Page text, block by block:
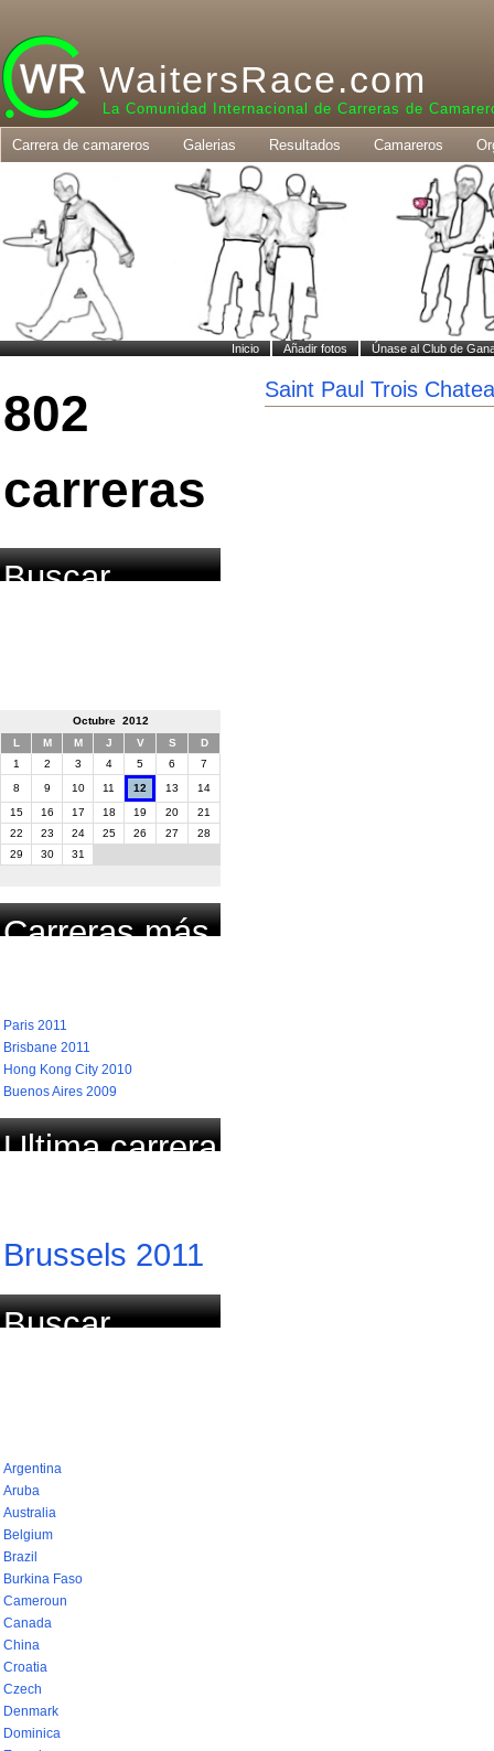
WaitersRace.com
La Comunidad Internacional de Carreras de
Carrera de camareros Galerias Resultados Camareros
Inicio Añadir fotos Únase al Club de
802
carreras
Buscar
Octubre 2012
L
M M J V S
D
1
2 3 4 5 6
7
8
9 10 11 12 13
14
15
16 17 18 19 20
21
22
23 24 25 26 27
28
29
30 31
Carreras más
Paris 2011
Brisbane 2011
Hong Kong City 2010
Buenos Aires 2009
Ultima carrera
Brussels 2011
Buscar
Argentina
Aruba
Australia
Belgium
Brazil
Burkina Faso
Cameroun
Canada
China
Croatia
Czech
Denmark
Dominica
Saint Paul Trois